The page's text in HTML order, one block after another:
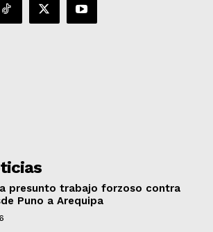
presunto trabajo forzoso contra
Puno a Arequipa